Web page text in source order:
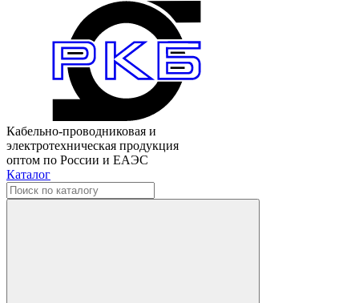
Кабельно-проводниковая и
электротехническая продукция
оптом по России и ЕАЭС
Каталог